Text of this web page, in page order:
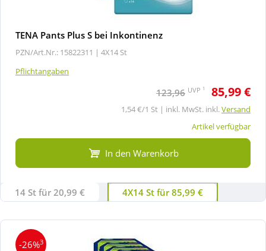
TENA Pants Plus S bei Inkontinenz
PZN/Art.Nr.: 15822311 | 4X14 St
Pflichtangaben
123,96 UVP 1 85,99 €
1,54 €/1 St | inkl. MwSt. inkl.Versand
Artikel verfügbar
In den Warenkorb
14 St für 20,99 € 4X14 St für 85,99 €
-26%3